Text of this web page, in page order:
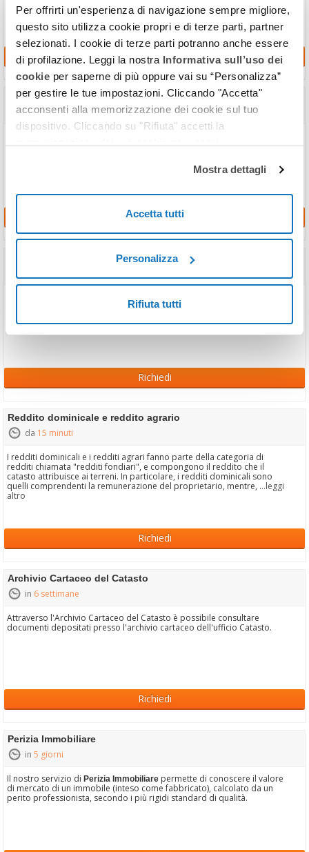
Per offrirti un'esperienza di navigazione sempre migliore,
questo sito utilizza cookie propri e di terze parti, partner
selezionati. I cookie di terze parti potranno anche essere
di profilazione. Leggi la nostra Informativa sull’uso dei
cookie per saperne di più oppure vai su “Personalizza”
per gestire le tue impostazioni. Cliccando "Accetta"
acconsenti alla memorizzazione dei cookie sul tuo
dispositivo. Cliccando su "Rifiuta" accetti la
Mostra dettagli
Accetta tutti
Personalizza
Rifiuta tutti
donazioni.
Richiedi
Calcolo della Superficie da Planimetria
in4 ore
Affidati ai nostri tecnici per calcolare rapidamente la superficie netta
(calpestabile) e commerciale del tuo immobile.
Richiedi
Richiedi
Reddito dominicale e reddito agrario
da 15 minuti
I redditi dominicali e i redditi agrari fanno parte della categoria di
redditi chiamata "redditi fondiari", e compongono il reddito che il
catasto attribuisce ai terreni. In particolare, i redditi dominicali sono
quelli comprendenti la remunerazione del proprietario, mentre, ...leggi
altro
Richiedi
Archivio Cartaceo del Catasto
in 6 settimane
Attraverso l'Archivio Cartaceo del Catasto è possibile consultare
documenti depositati presso l'archivio cartaceo dell'ufficio Catasto.
Richiedi
Perizia Immobiliare
in 5 giorni
Il nostro servizio diPerizia Immobiliare permette di conoscere il valore
di mercato di un immobile (inteso come fabbricato), calcolato da un
perito professionista, secondo i più rigidi standard di qualità.